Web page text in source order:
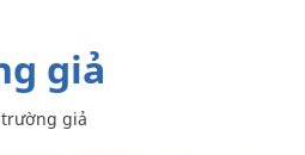
giả
giả